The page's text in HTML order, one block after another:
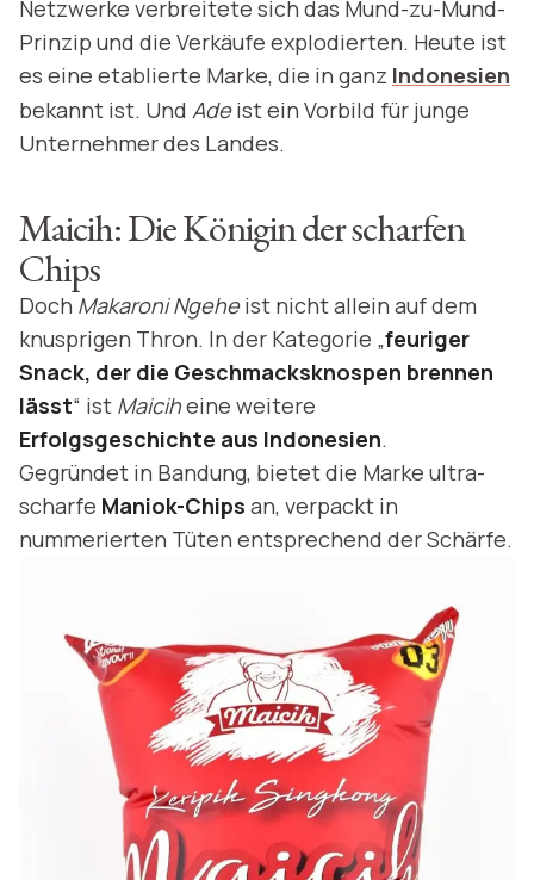
Netzwerke verbreitete sich das Mund-zu-Mund-
Prinzip und die Verkäufe explodierten. Heute ist
es eine etablierte Marke, die in ganz Indonesien
bekannt ist. Und Adeist ein Vorbild für junge
Unternehmer des Landes.
Maicih: Die Königin der scharfen
Chips
Doch Makaroni Ngeheist nicht allein auf dem
knusprigen Thron. In der Kategorie „feuriger
Snack, der die Geschmacksknospen brennen
lässt“ ist Maiciheine weitere
Erfolgsgeschichte aus Indonesien.
Gegründet in Bandung, bietet die Marke ultra-
scharfe Maniok-Chips an, verpackt in
nummerierten Tüten entsprechend der Schärfe.